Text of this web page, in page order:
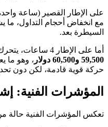
على الإطار القصير (ساعة
مع انخفاض أحجام التداول، ما
السيطرة بعد.
أما على الإطار 4 ساعات، يتحرك السعر داخل نطاق ضيق بين
59,500 و60,500 دولار
، وهو
حركة قوية قادمة، لكن دون
المؤشرات الفنية:
تعكس المؤشرات الفنية حالة